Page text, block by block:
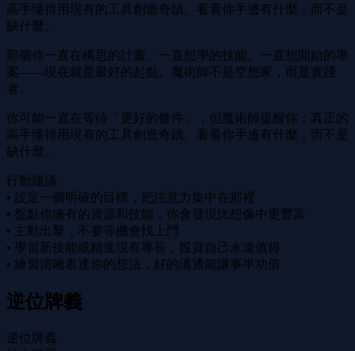
高手懂得用現有的工具創造奇蹟。看看你手邊有什麼，而不是
缺什麼。
那個你一直在構思的計畫、一直想學的技能、一直想開始的專
案——現在就是最好的起點。魔術師不是空想家，而是實踐
者。
你可能一直在等待「更好的條件」，但魔術師提醒你：真正的
高手懂得用現有的工具創造奇蹟。看看你手邊有什麼，而不是
缺什麼。
行動建議
• 設定一個明確的目標，把注意力集中在那裡
• 盤點你擁有的資源和技能，你會發現比想像中更豐富
• 主動出擊，不要等機會找上門
• 學習新技能或精進現有專長，投資自己永遠值得
• 練習清晰表達你的想法，好的溝通能讓事半功倍
逆位牌義
逆位牌義